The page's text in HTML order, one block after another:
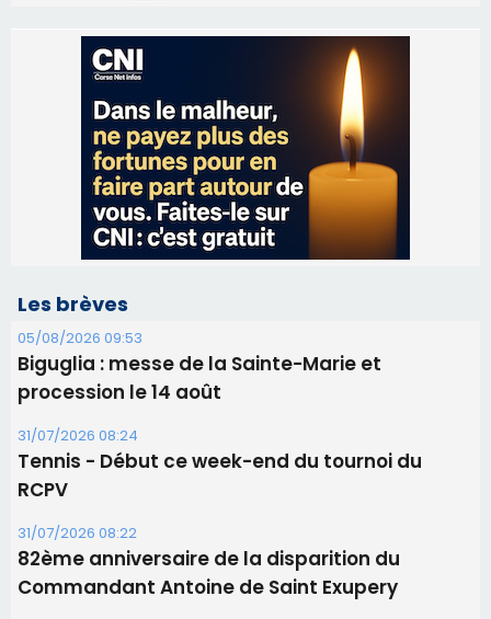
Les brèves
05/08/2026 09:53
Biguglia : messe de la Sainte-Marie et
procession le 14 août
31/07/2026 08:24
Tennis - Début ce week-end du tournoi du
RCPV
31/07/2026 08:22
82ème anniversaire de la disparition du
Commandant Antoine de Saint Exupery